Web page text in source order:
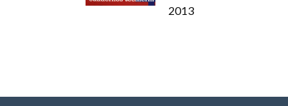
2013